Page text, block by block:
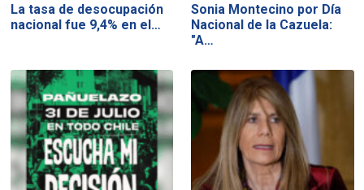
La tasa de desocupación
nacional fue 9,4% en el…
Sonia Montecino por Día
Nacional de la Cazuela:
"A…